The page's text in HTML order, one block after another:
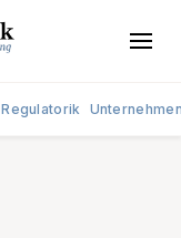
Regulatorik